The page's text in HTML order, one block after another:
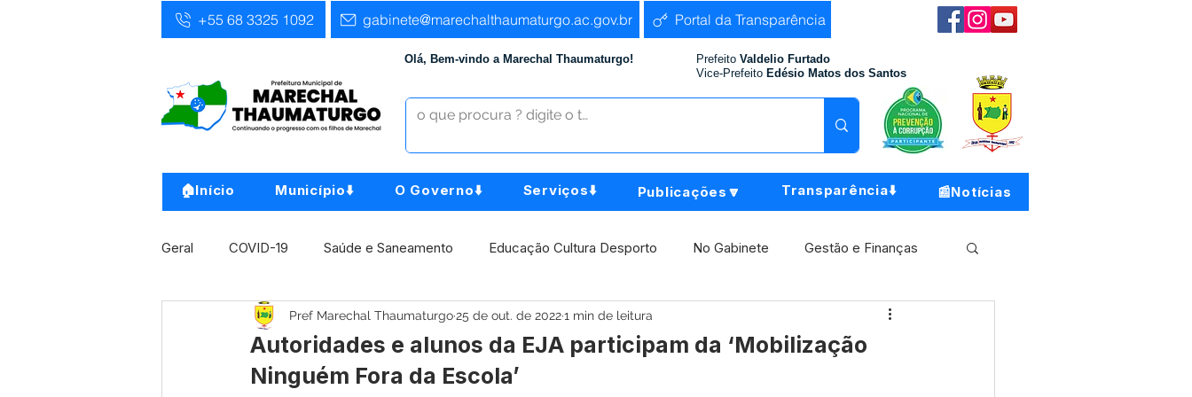
+55 68 3325 1092 gabinete@marechalthaumaturgo.ac.gov.br Portal da Transparência
Olá, Bem-vindo a Marechal Thaumaturgo! Prefeito Valdelio Furtado
Vice-Prefeito Edésio Matos dos Santos
🏠Início Município⬇️ O Governo⬇️ Serviços⬇️ Publicações🔽 Transparência⬇️ 📰Notícias
Geral COVID-19 Saúde e Saneamento Educação Cultura Desporto No Gabinete Gestão e Finanças
Infra, Obra e Transporte Assistência Social Comunidade Agricultura e Produção Meio Ambiente
Concursos Comunicado Institucional e Governo
Autoridades e alunos da EJA participam da ‘Mobilização
Ninguém Fora da Escola’
Pref Marechal Thaumaturgo25 de out. de 20221 min de leitura